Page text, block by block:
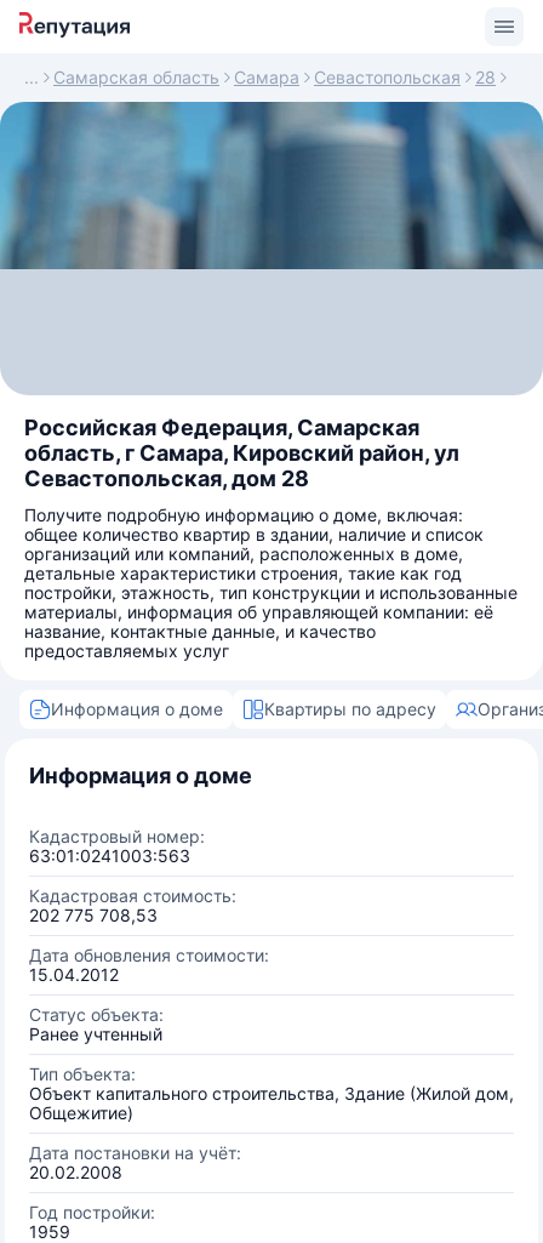
Самарская область Самара Севастопольская 28
Российская Федерация, Самарская
область, г Самара, Кировский район, ул
Севастопольская, дом 28
Получите подробную информацию о доме, включая:
общее количество квартир в здании, наличие и список
организаций или компаний, расположенных в доме,
детальные характеристики строения, такие как год
постройки, этажность, тип конструкции и использованные
материалы, информация об управляющей компании: её
название, контактные данные, и качество
предоставляемых услуг
Информация о доме Квартиры по адресу
Информация о доме
Кадастровый номер:
63:01:0241003:563
Кадастровая стоимость:
202 775 708,53
Дата обновления стоимости:
15.04.2012
Статус объекта:
Ранее учтенный
Тип объекта:
Объект капитального строительства, Здание (Жилой дом,
Общежитие)
Дата постановки на учёт:
20.02.2008
Год постройки:
1959